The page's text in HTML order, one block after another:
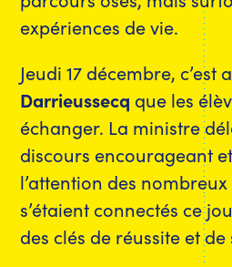
expériences de vie.
Jeudi 17 décembre, c’est
Darrieussecq que les
échanger. La ministre
discours encourageant
l’attention des
s’étaient connectés ce
des clés de réussite et